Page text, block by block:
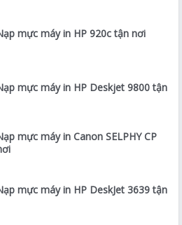
mực máy in HP 920c tận nơi
mực máy in HP Deskjet 9800 tận
mực máy in Canon SELPHY CP
mực máy in HP DeskJet 3639 tận